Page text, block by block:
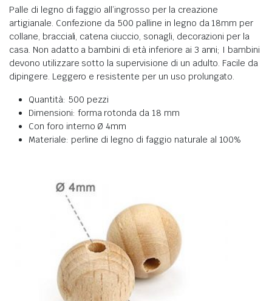
Palle di legno di faggio all’ingrosso per la creazione
artigianale. Confezione da 500 palline in legno da 18mm per
collane, bracciali, catena ciuccio, sonagli, decorazioni per la
casa. Non adatto a bambini di età inferiore ai 3 anni; I bambini
devono utilizzare sotto la supervisione di un adulto. Facile da
dipingere. Leggero e resistente per un uso prolungato.
Quantità: 500 pezzi
Dimensioni: forma rotonda da 18 mm
Con foro interno Ø 4mm
Materiale: perline di legno di faggio naturale al 100%